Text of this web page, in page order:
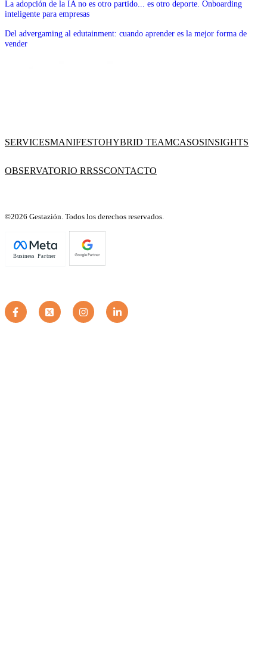
La adopción de la IA no es otro partido... es otro deporte. Onboarding
inteligente para empresas
Del advergaming al edutainment: cuando aprender es la mejor forma de
vender
SERVICESMANIFESTOHYBRID TEAMCASOSINSIGHTS
OBSERVATORIO RRSSCONTACTO
©2026 Gestazión. Todos los derechos reservados.